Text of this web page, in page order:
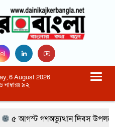
6 August 2026
নাম্বারঃ ৯২
৫ আগস্ট গণঅভ্যুত্থান দিবস উপলক্ষে